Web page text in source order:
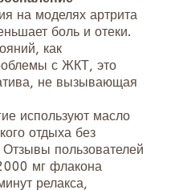
на моделях артрита
боль и отеки.
как
с ЖКТ, это
не вызывающая
используют масло
отдыха без
пользователей
мг флакона
релакса,